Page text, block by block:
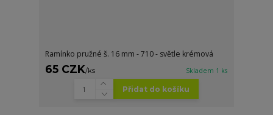
Ramínko pružné š. 16 mm - 710 - světle krémová
65 CZK/ks Skladem 1 ks
Přidat do košíku